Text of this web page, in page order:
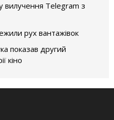
вилучення Telegram з
рух вантажівок
показав другий
кіно